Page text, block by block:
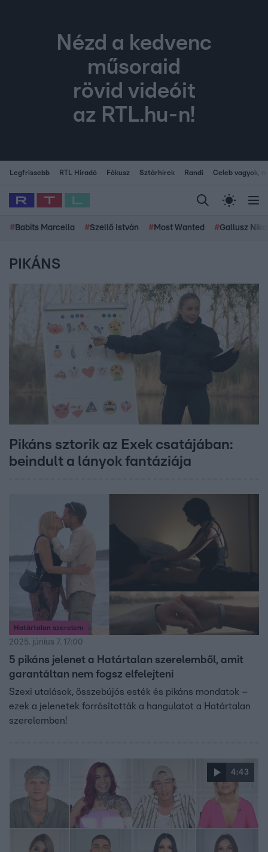
Nézd a kedvenc
műsoraid
rövid videóit
az RTL.hu-n!
Legfrissebb RTL Híradó Fókusz Sztárhírek Randi Celeb vagyok,
# Babits Marcella #Szellő István # Most Wanted #Gallusz
PIKÁNS
Pikáns sztorik az Exek csatájában:
beindult a lányok fantáziája
Határtalan szerelem
2025. június 7. 17:00
5 pikáns jelenet a Határtalan szerelemből, amit
garantáltan nem fogsz elfelejteni
Szexi utalások, összebújós esték és pikáns mondatok –
ezek a jelenetek forrósították a hangulatot a Határtalan
szerelemben!
4:43